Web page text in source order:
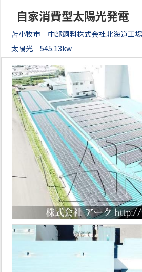
自家消費型太陽光発電
苫小牧市 中部飼料株式会社北海道工
太陽光 545.13kw